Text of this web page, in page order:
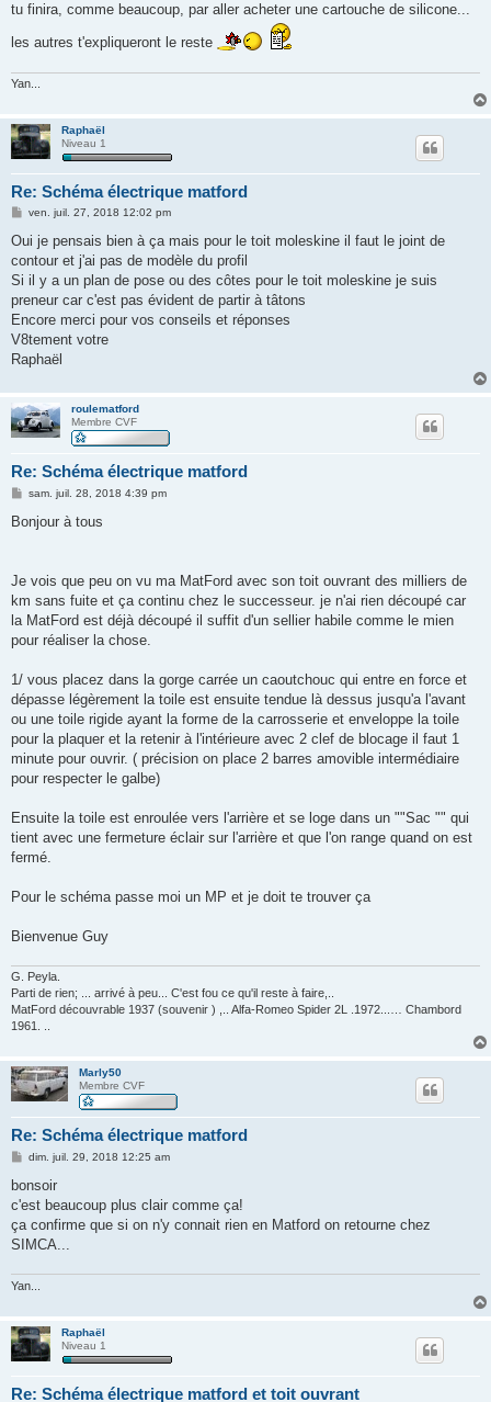
tu finira, comme beaucoup, par aller acheter une cartouche de silicone...
les autres t'expliqueront le reste
Yan...
Raphaël
Niveau 1
Re: Schéma électrique matford
M
s
a
g
ven. juil. 27, 2018 12:02 pm
Oui je pensais bien à ça mais pour le toit moleskine il faut le joint de
contour et j'ai pas de modèle du profil
Si il y a un plan de pose ou des côtes pour le toit moleskine je suis
preneur car c'est pas évident de partir à tâtons
Encore merci pour vos conseils et réponses
V8tement votre
Raphaël
roulematford
Membre CVF
Re: Schéma électrique matford
M
s
sam. juil. 28, 2018 4:39 pm
Bonjour à tous
Je vois que peu on vu ma MatFord avec son toit ouvrant des milliers de
km sans fuite et ça continu chez le successeur. je n'ai rien découpé car
la MatFord est déjà découpé il suffit d'un sellier habile comme le mien
pour réaliser la chose.
1/ vous placez dans la gorge carrée un caoutchouc qui entre en force et
dépasse légèrement la toile est ensuite tendue là dessus jusqu'a l'avant
ou une toile rigide ayant la forme de la carrosserie et enveloppe la toile
pour la plaquer et la retenir à l'intérieure avec 2 clef de blocage il faut 1
minute pour ouvrir. ( précision on place 2 barres amovible intermédiaire
pour respecter le galbe)
Ensuite la toile est enroulée vers l'arrière et se loge dans un ""Sac "" qui
tient avec une fermeture éclair sur l'arrière et que l'on range quand on est
fermé.
Pour le schéma passe moi un MP et je doit te trouver ça
Bienvenue Guy
G. Peyla.
Parti de rien; ... arrivé à peu... C'est fou ce qu'il reste à faire,..
MatFord découvrable 1937 (souvenir ) ,.. Alfa-Romeo Spider 2L .1972...… Chambord
1961. ..
Marly50
Membre CVF
Re: Schéma électrique matford
M
s
a
g
dim. juil. 29, 2018 12:25 am
bonsoir
c'est beaucoup plus clair comme ça!
ça confirme que si on n'y connait rien en Matford on retourne chez
SIMCA...
Yan...
Raphaël
Niveau 1
Re: Schéma électrique matford et toit ouvrant